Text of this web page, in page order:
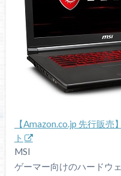
【Amazon.co.jp 先行販
ト
MSI
ゲーマー向けのハードウ